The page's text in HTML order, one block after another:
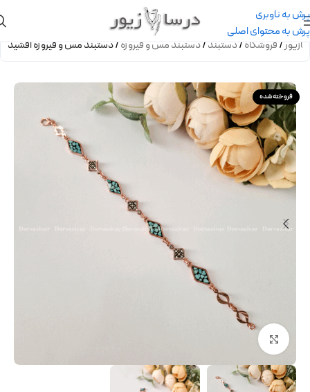
پرش به ناوبری
پرش به محتوای اصلی
/فروشگاه/دستبند/دستبند مس و فیروزه/دستبند مس و فیروزه افشید
فروخته شده
برای بزرگنمایی کلیک کنید